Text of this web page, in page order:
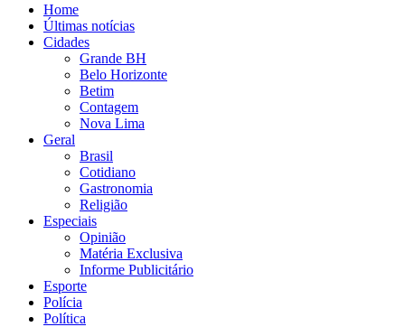
Home
Últimas notícias
Cidades
Grande BH
Belo Horizonte
Betim
Contagem
Nova Lima
Geral
Brasil
Cotidiano
Gastronomia
Religião
Especiais
Opinião
Matéria Exclusiva
Informe Publicitário
Esporte
Polícia
Política